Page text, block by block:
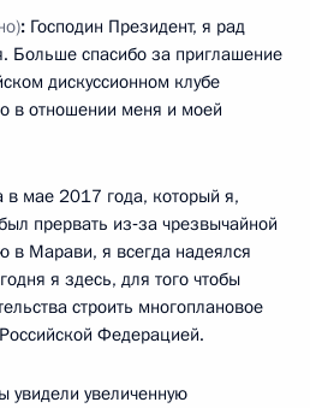
: Господин Президент, я рад
Больше спасибо за приглашение
дискуссионном клубе
в отношении меня и моей
в мае 2017 года, который я,
прервать из‑за чрезвычайной
в Марави, я всегда надеялся
я здесь, для того чтобы
строить многоплановое
Федерацией.
увидели увеличенную